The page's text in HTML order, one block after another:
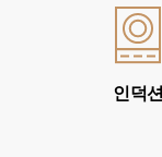
인덕션